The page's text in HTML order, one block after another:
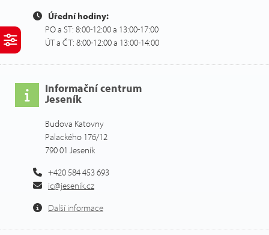
Úřední hodiny:
PO a ST: 8:00-12:00 a 13:00-17:00
ÚT a ČT: 8:00-12:00 a 13:00-14:00
Informační centrum
Jeseník
Budova Katovny
Palackého 176/12
790 01 Jeseník
+420 584 453 693
ic@jesenik.cz
Další informace